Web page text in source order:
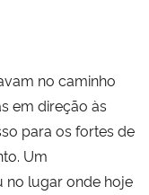
no caminho
em direção às
para os fortes de
Um
no lugar onde hoje